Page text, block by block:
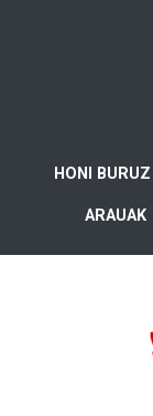
HONI BURUZ
ARAUAK